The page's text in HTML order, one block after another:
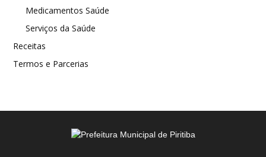
Medicamentos Saúde
Serviços da Saúde
Receitas
Termos e Parcerias